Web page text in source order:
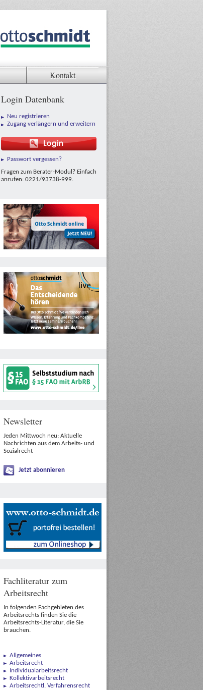
Kontakt
Login Datenbank
Neu registrieren
Zugang verlängern und erweitern
Passwort vergessen?
Fragen zum Berater-Modul? Einfach
anrufen: 0221/93738-999.
Newsletter
Jeden Mittwoch neu: Aktuelle
Nachrichten aus dem Arbeits- und
Sozialrecht
Jetzt abonnieren
Fachliteratur zum
Arbeitsrecht
In folgenden Fachgebieten des
Arbeitsrechts finden Sie die
Arbeitsrechts-Literatur, die Sie
brauchen.
Allgemeines
Arbeitsrecht
Individualarbeitsrecht
Kollektivarbeitsrecht
Arbeitsrechtl. Verfahrensrecht